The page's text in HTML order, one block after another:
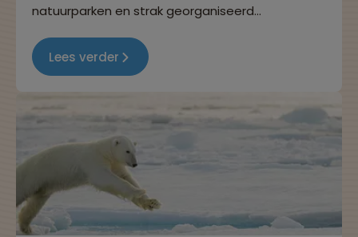
natuurparken en strak georganiseerd
charme, kleurrijke steden en vulkanische
landschappen. In dit reisverhaal neemt Fleur je
mee op haar groepsreis door deze landen.
Lees verder